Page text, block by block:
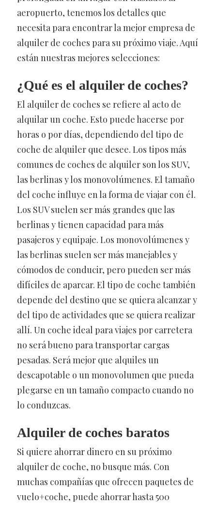
aeropuerto, tenemos los detalles que
necesita para encontrar la mejor empresa de
alquiler de coches para su próximo viaje. Aquí
están nuestras mejores selecciones:
¿Qué es el alquiler de coches?
El alquiler de coches se refiere al acto de
alquilar un coche. Esto puede hacerse por
horas o por días, dependiendo del tipo de
coche de alquiler que desee. Los tipos más
comunes de coches de alquiler son los SUV,
las berlinas y los monovolúmenes. El tamaño
del coche influye en la forma de viajar con él.
Los SUV suelen ser más grandes que las
berlinas y tienen capacidad para más
pasajeros y equipaje. Los monovolúmenes y
las berlinas suelen ser más manejables y
cómodos de conducir, pero pueden ser más
difíciles de aparcar. El tipo de coche también
depende del destino que se quiera alcanzar y
del tipo de actividades que se quiera realizar
allí. Un coche ideal para viajes por carretera
no será bueno para transportar cargas
pesadas. Será mejor que alquiles un
descapotable o un monovolumen que pueda
plegarse en un tamaño compacto cuando no
lo conduzcas.
Alquiler de coches baratos
Si quiere ahorrar dinero en su próximo
alquiler de coche, no busque más. Con
muchas compañías que ofrecen paquetes de
vuelo+coche, puede ahorrar hasta 500